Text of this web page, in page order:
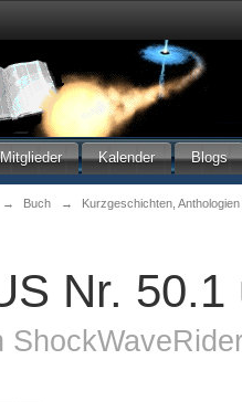
Mitglieder Kalender Blogs
→ Buch → Kurzgeschichten,
Nr.